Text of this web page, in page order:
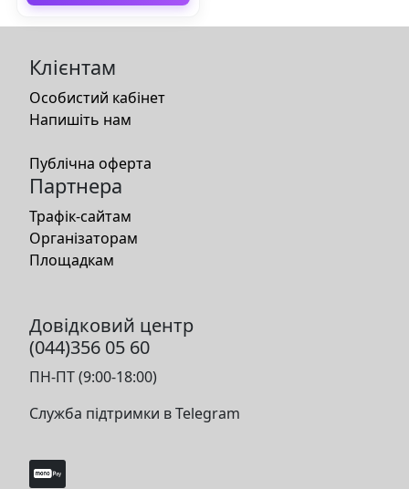
Клієнтам
Особистий кабінет
Напишіть нам
Публічна оферта
Партнера
Трафік-сайтам
Організаторам
Площадкам
Довідковий центр
(044)356 05 60
ПН-ПТ (9:00-18:00)
Служба підтримки в Telegram